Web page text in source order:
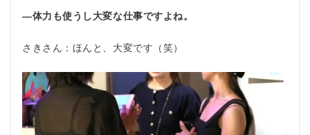
―体力も使うし大変な仕事ですよね。
さきさん：ほんと、大変です（笑）